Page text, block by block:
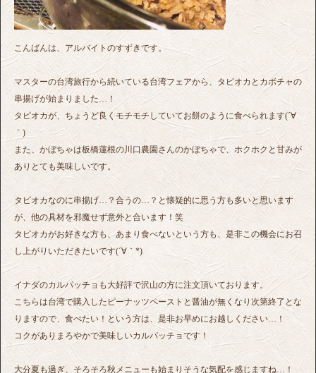
こんばんは、アルバイトのすずきです。
マスターの台湾旅行から続いている台湾フェアから、タピオカとカボチャの
串揚げが始まりました…！
タピオカが、ちょうど良くモチモチしていてお餅のように食べられます(´∀
｀)
また、かぼちゃは板橋蓮根の川口農園さんのかぼちゃで、ホクホクと甘みが
ありとても美味しいです。
タピオカなのに串揚げ…？合うの…？と懐疑的に思う方も多いと思います
が、他の具材を邪魔せず意外と合います！笑
タピオカがお好きな方も、あまり食べないという方も、是非この機会にお召
し上がりいただきたいです(´∀｀*)
イナダのカルパッチョも大好評で沢山の方に注文頂いております。
こちらは台湾で購入したピーナッツペーストと醤油が無くなり次第終了とな
りますので、食べたい！という方は、是非お早めにお越しください…！
コクがありまろやかで美味しいカルパッチョです！
大分夏も過ぎ、そろそろ秋メニューも始まりそうな気配を感じますね…！